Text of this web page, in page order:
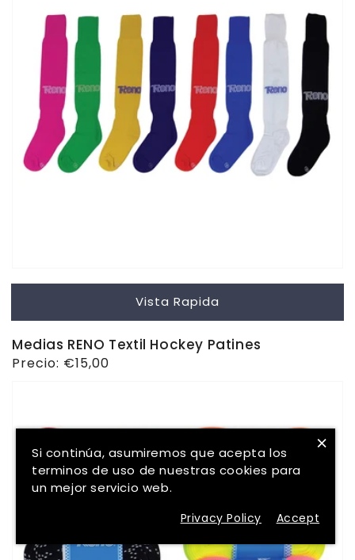
Vista Rapida
Medias RENO Textil Hockey Patines
Precio
Precio: €15,00
×
Si continúa, asumiremos que acepta los
terminos de uso de nuestras cookies para
un mejor servicio web.
Privacy Policy Accept